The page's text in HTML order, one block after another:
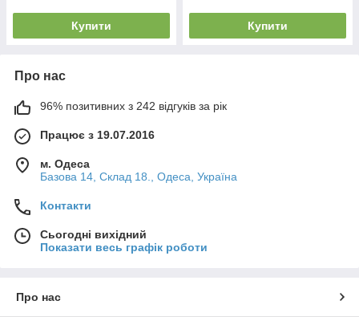
Купити Купити
Про нас
96% позитивних з 242 відгуків за рік
Працює з 19.07.2016
м. Одеса
Базова 14, Склад 18., Одеса, Україна
Контакти
Сьогодні вихідний
Показати весь графік роботи
Про нас